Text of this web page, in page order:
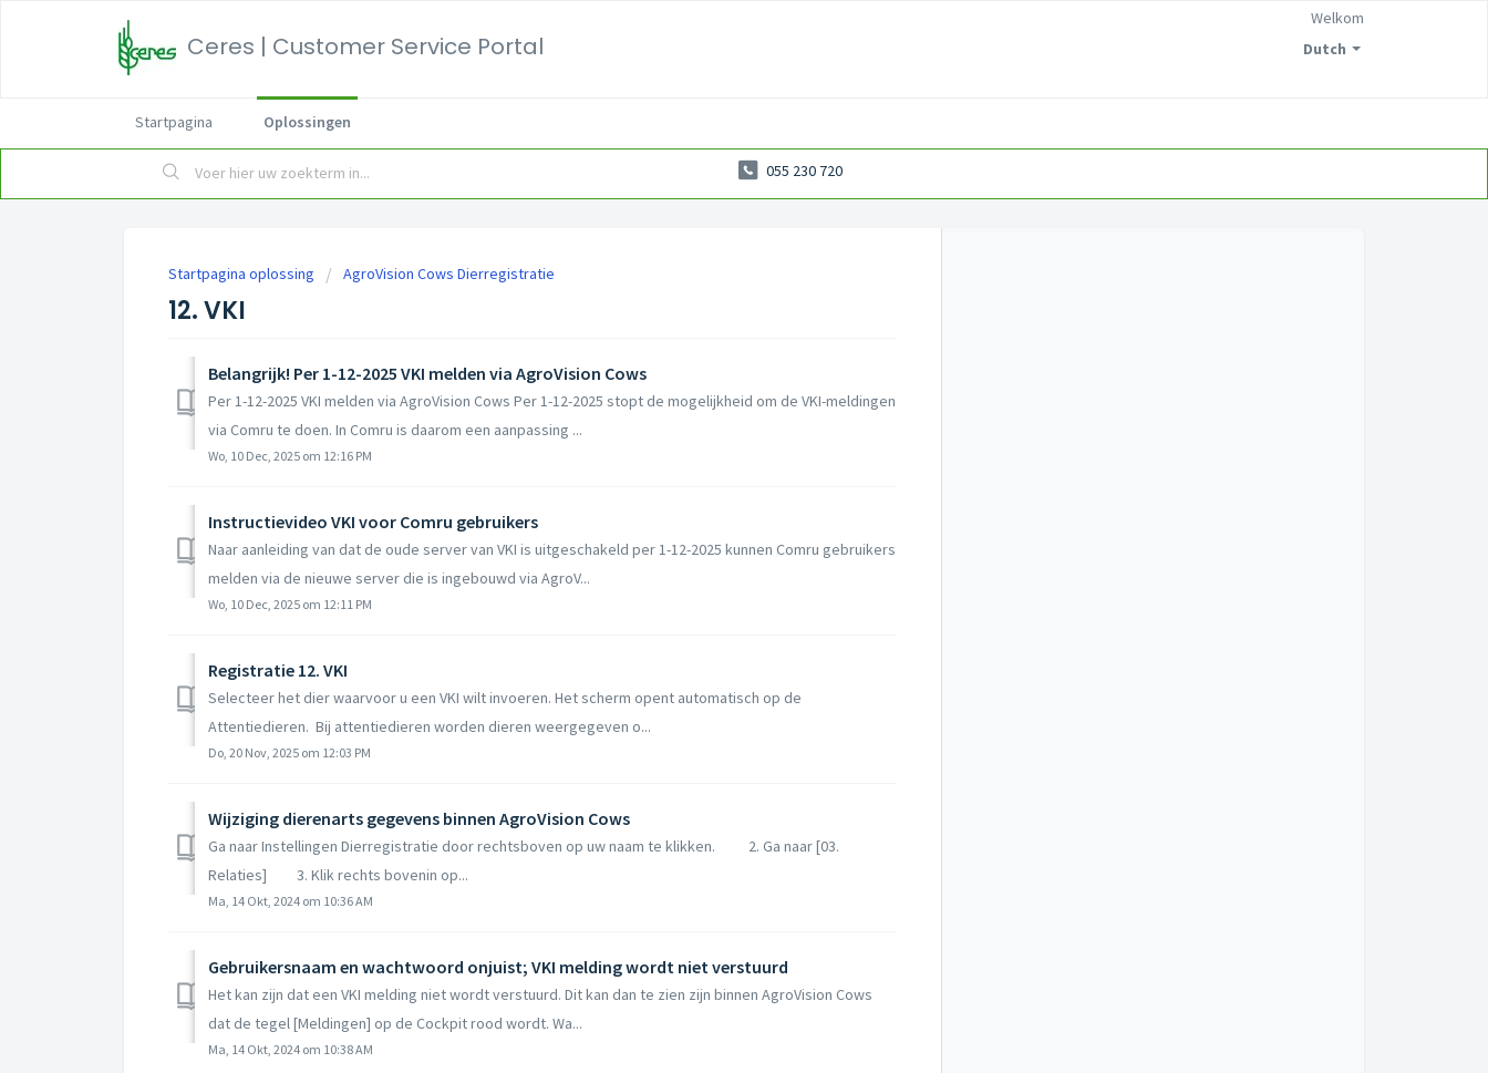
Ceres | Customer Service Portal Dutch
Welkom
Startpagina Oplossingen
055 230 720
Startpagina oplossing AgroVision Cows Dierregistratie
12. VKI
Belangrijk! Per 1-12-2025 VKI melden via AgroVision Cows
Per 1-12-2025 VKI melden via AgroVision Cows Per 1-12-2025 stopt de mogelijkheid om de VKI-meldingen
via Comru te doen. In Comru is daarom een aanpassing ...
Wo, 10 Dec, 2025 om 12:16 PM
Instructievideo VKI voor Comru gebruikers
Naar aanleiding van dat de oude server van VKI is uitgeschakeld per 1-12-2025 kunnen Comru gebruikers
melden via de nieuwe server die is ingebouwd via AgroV...
Wo, 10 Dec, 2025 om 12:11 PM
Registratie 12. VKI
Selecteer het dier waarvoor u een VKI wilt invoeren. Het scherm opent automatisch op de
Attentiedieren. Bij attentiedieren worden dieren weergegeven o...
Do, 20 Nov, 2025 om 12:03 PM
Wijziging dierenarts gegevens binnen AgroVision Cows
Ga naar Instellingen Dierregistratie door rechtsboven op uw naam te klikken. 2. Ga naar [03.
Relaties] 3. Klik rechts bovenin op...
Ma, 14 Okt, 2024 om 10:36 AM
Gebruikersnaam en wachtwoord onjuist; VKI melding wordt niet verstuurd
Het kan zijn dat een VKI melding niet wordt verstuurd. Dit kan dan te zien zijn binnen AgroVision Cows
dat de tegel [Meldingen] op de Cockpit rood wordt. Wa...
Ma, 14 Okt, 2024 om 10:38 AM